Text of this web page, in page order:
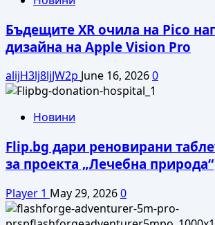
Бъдещите XR очила на Pico
дизайна на Apple Vision Pro
alijH3lj8ljJW2p June 16, 20260
Новини
Flip.bg дари реновирани
за проекта „Лечебна природа“
Player 1 May 29, 20260